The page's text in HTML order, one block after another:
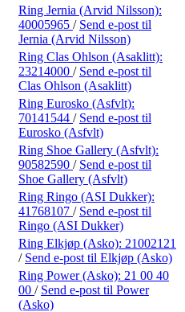
Ring Jernia (Arvid Nilsson):
40005965 / Send e-post til
Jernia (Arvid Nilsson)
Ring Clas Ohlson (Asaklitt):
23214000 / Send e-post til
Clas Ohlson (Asaklitt)
Ring Eurosko (Asfvlt):
70141544 / Send e-post til
Eurosko (Asfvlt)
Ring Shoe Gallery (Asfvlt):
90582590 / Send e-post til
Shoe Gallery (Asfvlt)
Ring Ringo (ASI Dukker):
41768107 / Send e-post til
Ringo (ASI Dukker)
Ring Elkjøp (Asko): 21002121
/ Send e-post til Elkjøp (Asko)
Ring Power (Asko): 21 00 40
00 / Send e-post til Power
(Asko)